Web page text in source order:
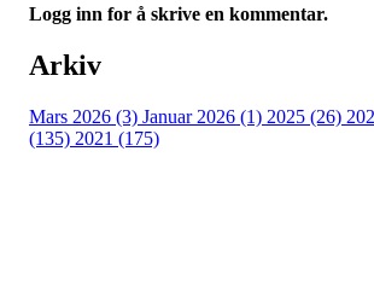
Logg inn for å skrive en kommentar.
Arkiv
Mars 2026 (3) Januar 2026 (1) 2025 (26)
(135) 2021 (175)